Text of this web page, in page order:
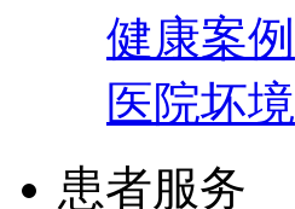
健康案例
医院坏境
患者服务